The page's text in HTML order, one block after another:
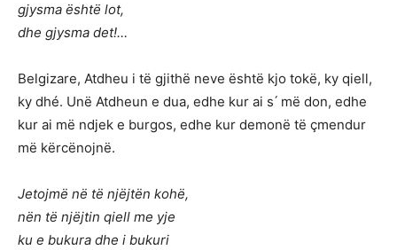
gjysma është lot,
dhe gjysma det!…
Belgizare, Atdheu i të gjithë neve është kjo tokë, ky qiell,
ky dhé. Unë Atdheun e dua, edhe kur ai s ́ më don, edhe
kur ai më ndjek e burgos, edhe kur demonë të çmendur
më kërcënojnë.
Jetojmë në të njëjtën kohë,
nën të njëjtin qiell me yje
ku e bukura dhe i bukuri